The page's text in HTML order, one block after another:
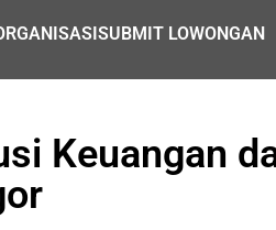
SUBMIT LOWONGAN
Keuangan